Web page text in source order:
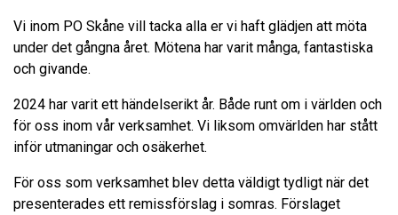
Vi inom PO Skåne vill tacka alla er vi haft glädjen att möta
under det gångna året. Mötena har varit många, fantastiska
och givande.
2024 har varit ett händelserikt år. Både runt om i världen och
för oss inom vår verksamhet. Vi liksom omvärlden har stått
inför utmaningar och osäkerhet.
För oss som verksamhet blev detta väldigt tydligt när det
presenterades ett remissförslag i somras. Förslaget